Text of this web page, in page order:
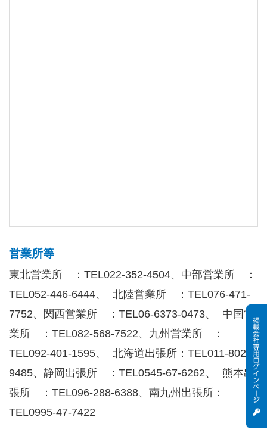
営業所等
東北営業所 ：TEL022-352-4504、中部営業所 ：
TEL052-446-6444、 北陸営業所 ：TEL076-471-
7752、関西営業所 ：TEL06-6373-0473、 中国営
業所 ：TEL082-568-7522、九州営業所 ：
TEL092-401-1595、 北海道出張所：TEL011-802-
9485、静岡出張所 ：TEL0545-67-6262、 熊本出
張所 ：TEL096-288-6388、南九州出張所：
TEL0995-47-7422